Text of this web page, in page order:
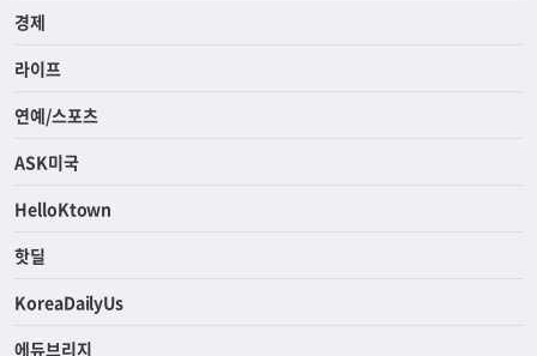
사회
경제
라이프
연예/스포츠
ASK미국
HelloKtown
핫딜